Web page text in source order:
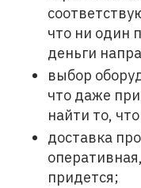
что ни один
деньги
выбор
что даже
найти то,
доставка
придется;